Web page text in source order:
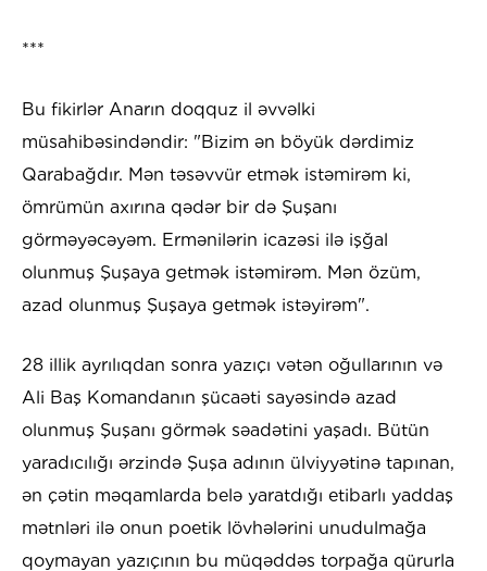
***
Bu fikirlər Anarın doqquz il əvvəlki
müsahibəsindəndir: "Bizim ən böyük dərdimiz
Qarabağdır. Mən təsəvvür etmək istəmirəm ki,
ömrümün axırına qədər bir də Şuşanı
görməyəcəyəm. Ermənilərin icazəsi ilə işğal
olunmuş Şuşaya getmək istəmirəm. Mən özüm,
azad olunmuş Şuşaya getmək istəyirəm".
28 illik ayrılıqdan sonra yazıçı vətən oğullarının və
Ali Baş Komandanın şücaəti sayəsində azad
olunmuş Şuşanı görmək səadətini yaşadı. Bütün
yaradıcılığı ərzində Şuşa adının ülviyyətinə tapınan,
ən çətin məqamlarda belə yaratdığı etibarlı yaddaş
mətnləri ilə onun poetik lövhələrini unudulmağa
qoymayan yazıçının bu müqəddəs torpağa qürurla